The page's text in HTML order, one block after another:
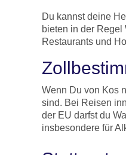
Du kannst deine
bieten in der Regel
Restaurants und
Wenn Du von Kos
sind. Bei Reisen
der EU darfst du
insbesondere für